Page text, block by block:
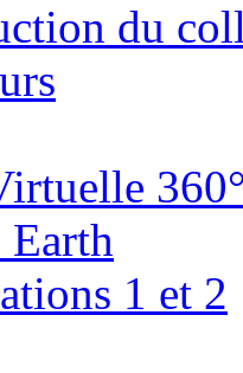
du
1 et 2